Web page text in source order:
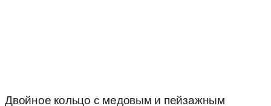
Двойное кольцо с медовым и пейзажным